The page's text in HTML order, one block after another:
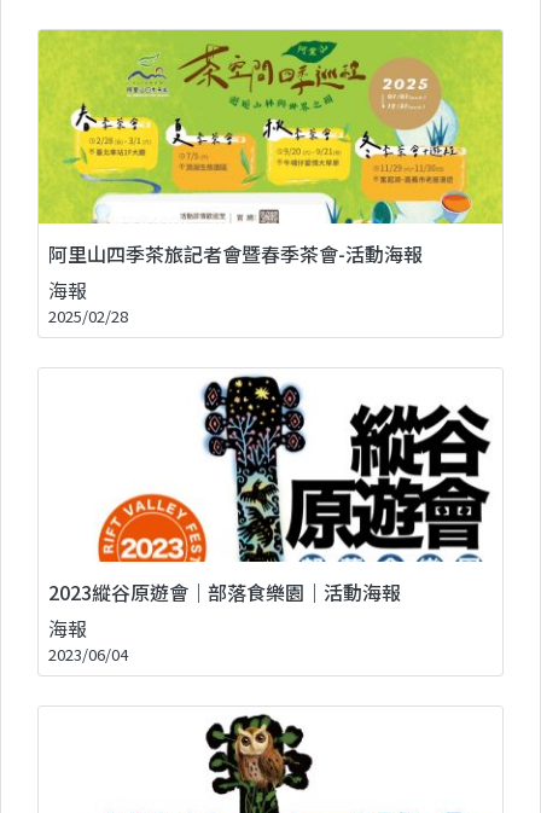
阿里山四季茶旅記者會暨春季茶會-活動海報
海報
2025/02/28
2023縱谷原遊會｜部落食樂園｜活動海報
海報
2023/06/04